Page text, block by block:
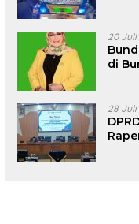
20 Juli
di
28 Juli